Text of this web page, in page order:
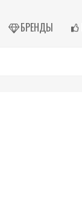
БРЕНДЫ